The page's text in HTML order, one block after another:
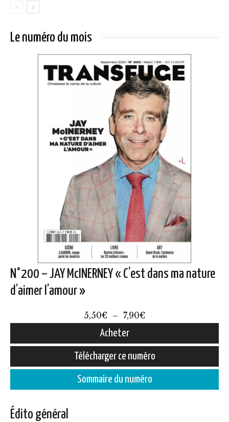
Le numéro du mois
N°200 – JAY McINERNEY « C’est dans ma nature
d’aimer l’amour »
5,50€ – 7,90€
prix :
5,50€
à
7,90€
Acheter
produit
variations.
Télécharger ce numéro
Sommaire du numéro
Édito général